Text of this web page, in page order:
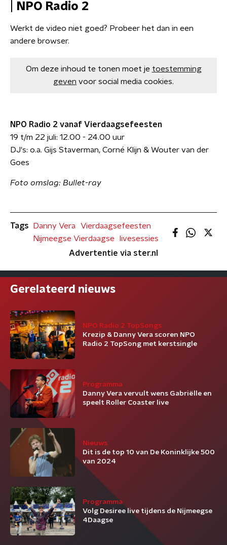
| NPO Radio 2
Werkt de video niet goed? Probeer het dan in een
andere browser.
Om deze inhoud te tonen moet je toestemming
geven voor social media cookies.
NPO Radio 2 vanaf Vierdaagsefeesten
19 t/m 22 juli: 12.00 - 24.00 uur
DJ's: o.a. Gijs Staverman, Corné Klijn & Wouter van der
Goes
Foto omslag: Bullet-ray
Tags Danny Vera
Vierdaagsefeesten
Nijmeegse Vierdaagse
livesessies
Advertentie via ster.nl
Gerelateerd nieuws
NPO Radio 2 TopSongs
Krezip & Danny Vera scoren NPO
Radio 2 TopSong met kerstsingle
Programma
Danny Vera vervult wens Gabriëlle en
speelt Roller Coaster live
Nieuws
Dit is de top 10 van De Koninklijke 500
van 2024
Programma
Volg Desiree live tijdens de Nijmeegse
4Daagse